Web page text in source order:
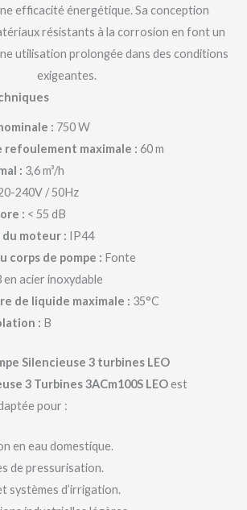
efficacité énergétique. Sa conception
résistants à la corrosion en font un
utilisation prolongée dans des conditions
exigeantes.
: 750 W
refoulement maximale : 60 m
: 3,6 m³/h
240V / 50Hz
: < 55 dB
moteur : IP44
corps de pompe : Fonte
en acier inoxydable
de liquide maximale : 35°C
: B
Silencieuse 3 turbines LEO
3 Turbines 3ACm100S LEOest
pour :
en eau domestique.
de pressurisation.
systèmes d’irrigation.